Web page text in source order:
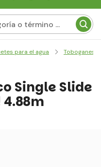
para el agua Toboganes
Single Slide
4.88m